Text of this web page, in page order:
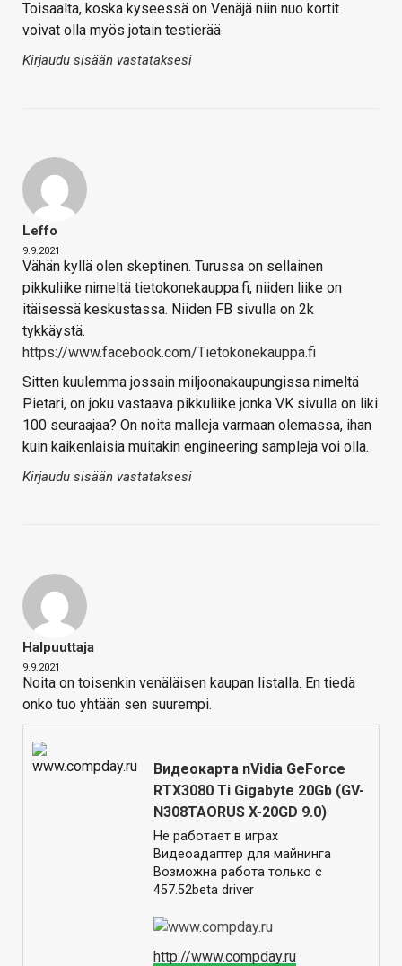
Toisaalta, koska kyseessä on Venäjä niin nuo kortit
voivat olla myös jotain testierää
Kirjaudu sisään vastataksesi
Leffo
9.9.2021
Vähän kyllä olen skeptinen. Turussa on sellainen
pikkuliike nimeltä tietokonekauppa.fi, niiden liike on
itäisessä keskustassa. Niiden FB sivulla on 2k
tykkäystä.
https://www.facebook.com/Tietokonekauppa.fi
Sitten kuulemma jossain miljoonakaupungissa nimeltä
Pietari, on joku vastaava pikkuliike jonka VK sivulla on liki
100 seuraajaa? On noita malleja varmaan olemassa, ihan
kuin kaikenlaisia muitakin engineering sampleja voi olla.
Kirjaudu sisään vastataksesi
Halpuuttaja
9.9.2021
Noita on toisenkin venäläisen kaupan listalla. En tiedä
onko tuo yhtään sen suurempi.
Видеокарта nVidia GeForce
RTX3080 Ti Gigabyte 20Gb (GV-
N308TAORUS X-20GD 9.0)
Не работает в играх
Видеоадаптер для майнинга
Возможна работа только с
457.52beta driver
http://www.compday.ru